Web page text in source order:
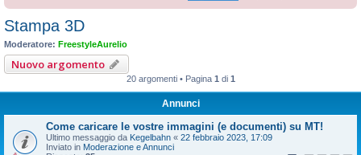
Stampa 3D
Moderatore: FreestyleAurelio
Nuovo argomento
20 argomenti • Pagina 1 di 1
Annunci
Come caricare le vostre immagini (e documenti) su MT!
Ultimo messaggio da Kegelbahn « 22 febbraio 2023, 17:09
Inviato in Moderazione e Annunci